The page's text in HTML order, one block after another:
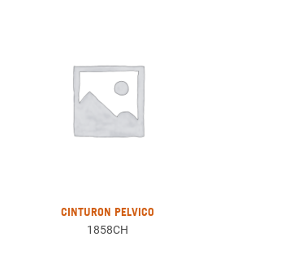
CINTURON PELVICO
1858CH